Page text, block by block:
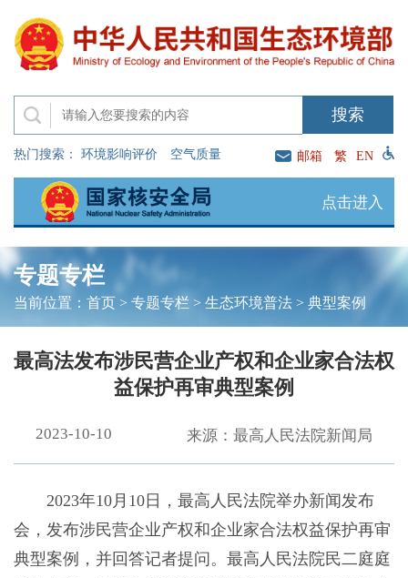
热门搜索： 环境影响评价 空气质量 邮箱 繁 EN
点击进入
专题专栏
当前位置： 首页> 专题专栏 > 生态环境普法> 典型案例
最高法发布涉民营企业产权和企业家合法权
益保护再审典型案例
2023-10-10 来源：最高人民法院新闻局
2023年10月10日，最高人民法院举办新闻发布
会，发布涉民营企业产权和企业家合法权益保护再审
典型案例，并回答记者提问。最高人民法院民二庭庭